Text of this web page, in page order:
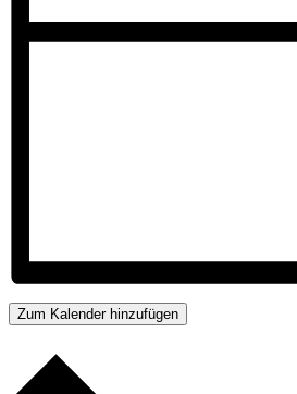
Zum Kalender hinzufügen